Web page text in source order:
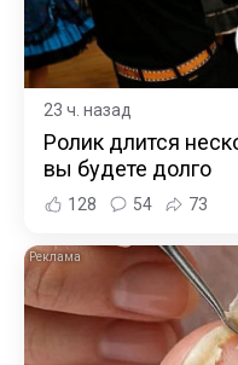
23 ч. назад
Ролик длится
вы будете долго
128 54 73